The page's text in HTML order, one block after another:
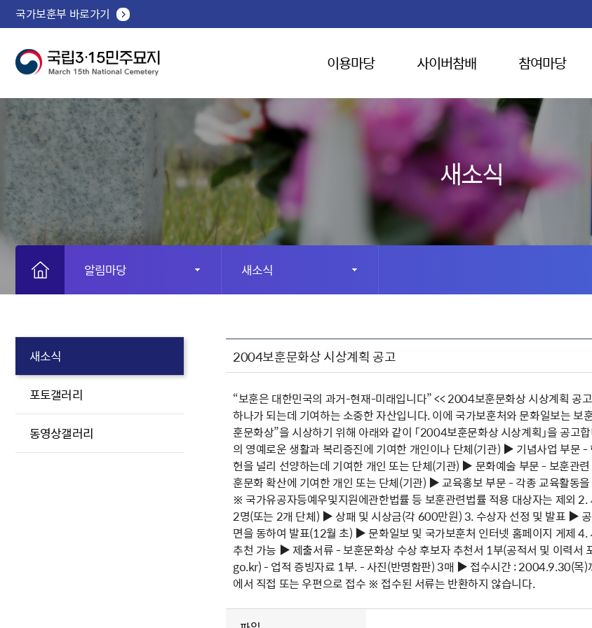
국가보훈부 바로가기
이용마당 사이버참배 참여마당
새소식
알림마당 새소식
새소식
포토갤러리
동영상갤러리
2004보훈문화상 시상계획 공고
“보훈은 대한민국의 과거-현재-미래입니다” << 2004보훈문화상 시상계획 공
하나가 되는데 기여하는 소중한 자산입니다. 이에 국가보훈처와 문화일보는
훈문화상”을 시상하기 위해 아래와 같이 「2004보훈문화상 시상계획」을 공
의 영예로운 생활과 복리증진에 기여한 개인이나 단체(기관) ▶ 기념사업 부문
헌을 널리 선양하는데 기여한 개인 또는 단체(기관) ▶ 문화예술 부문 - 보훈관
훈문화 확산에 기여한 개인 또는 단체(기관) ▶ 교육홍보 부문 - 각종 교육활동
※ 국가유공자등예우및지원에관한법률 등 보훈관련법률 적용 대상자는 제외
2명(또는 2개 단체) ▶ 상패 및 시상금(각 600만원) 3. 수상자 선정 및 발표 ▶
면을 동하여 발표(12월 초) ▶ 문화일보 및 국가보훈처 인터넷 홈페이지 게제
추천 가능 ▶ 제출서류 - 보훈문화상 수상 후보자 추천서 1부(공적서 및 이력
go.kr) - 업적 증빙자료 1부. - 사진(반명함판) 3매 ▶ 접수시간 : 2004.9.30(목
에서 직접 또는 우편으로 접수 ※ 접수된 서류는 반환하지 않습니다.